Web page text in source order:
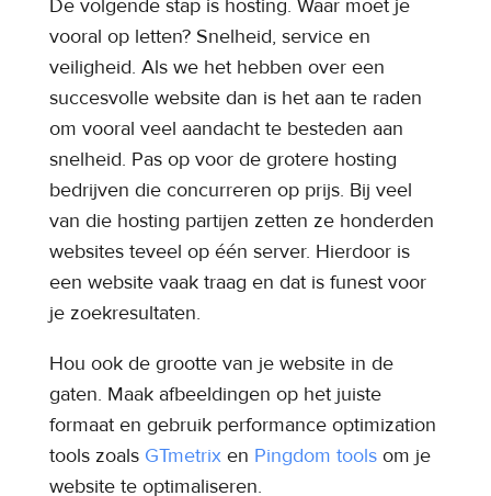
De volgende stap is hosting. Waar moet je
vooral op letten? Snelheid, service en
veiligheid. Als we het hebben over een
succesvolle website dan is het aan te raden
om vooral veel aandacht te besteden aan
snelheid. Pas op voor de grotere hosting
bedrijven die concurreren op prijs. Bij veel
van die hosting partijen zetten ze honderden
websites teveel op één server. Hierdoor is
een website vaak traag en dat is funest voor
je zoekresultaten.
Hou ook de grootte van je website in de
gaten. Maak afbeeldingen op het juiste
formaat en gebruik performance optimization
tools zoals GTmetrixen Pingdom toolsom je
website te optimaliseren.